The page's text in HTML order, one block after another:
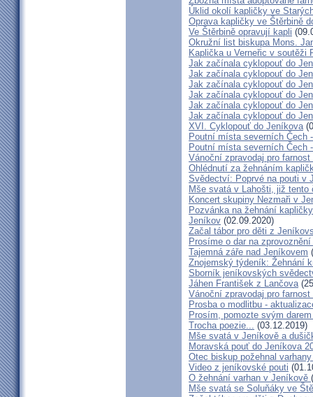
Úklid okolí kapličky ve
Oprava kapličky ve Štěrbině
Ve Štěrbině opravují kapli
Okružní list biskupa Mons.
Kaplička u Verneřic v soutěži
Jak začínala cyklopouť do
Jak začínala cyklopouť do
Jak začínala cyklopouť do
Jak začínala cyklopouť do
Jak začínala cyklopouť do
Jak začínala cyklopouť do
XVI. Cyklopouť do Jeníkova
Poutní místa severních Čech
Poutní místa severních Čech
Vánoční zpravodaj pro
Ohlédnutí za žehnáním
Svědectví: Poprvé na pouti v
Mše svatá v Lahošti, již tento
Koncert skupiny Nezmaři v
Pozvánka na žehnání
Jeníkov (02.09.2020)
Začal tábor pro děti z
Prosíme o dar na
Tajemná záře nad Jeníkovem
Znojemský týdeník: Žehnání
Sborník jeníkovských
Jáhen František z Lančova
Vánoční zpravodaj pro
Prosba o modlitbu -
Prosím, pomozte svým
Trocha poezie... (03.12.2019)
Mše svatá v Jeníkově a
Moravská pouť do Jeníkova
Otec biskup požehnal
Video z jeníkovské pouti
O žehnání varhan v Jeníkově
Mše svatá se Soluňáky ve